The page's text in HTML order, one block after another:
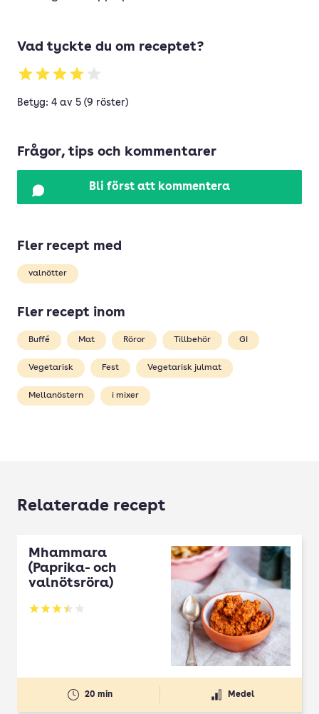
Vad tyckte du om receptet?
Betyg: 4 av 5 (9 röster)
Frågor, tips och kommentarer
Bli först att kommentera
Fler recept med
valnötter
Fler recept inom
Buffé Mat Röror Tillbehör GI
Vegetarisk Fest Vegetarisk julmat
Mellanöstern i mixer
Relaterade recept
Mhammara
(Paprika- och
valnötsröra)
Betyg: 3.46 av 5
20 min Medel